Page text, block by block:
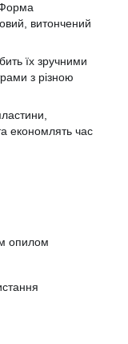
витончений
їх зручними
з різною
економлять час
опилом